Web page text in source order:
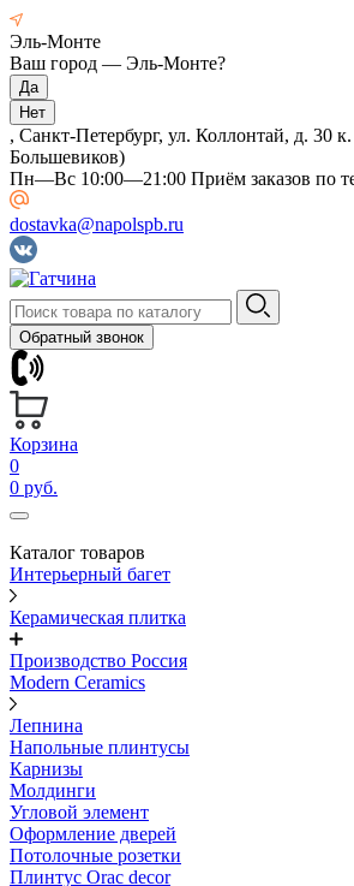
Эль-Монте
Ваш город — Эль-Монте?
, Санкт-Петербург, ул. Коллонтай, д. 30
Большевиков)
Пн—Вс 10:00—21:00 Приём заказов по
dostavka@napolspb.ru
Обратный звонок
Корзина
0
0 руб.
Каталог товаров
Интерьерный багет
Керамическая плитка
Производство Россия
Modern Ceramics
Лепнина
Напольные плинтусы
Карнизы
Молдинги
Угловой элемент
Оформление дверей
Потолочные розетки
Плинтус Orac decor